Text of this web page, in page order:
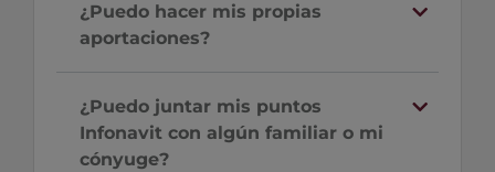
¿Puedo hacer mis propias
aportaciones?
¿Puedo juntar mis puntos
Infonavit con algún familiar o mi
cónyuge?